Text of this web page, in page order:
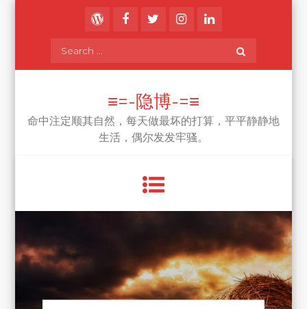
Search
≡=-隐博-=≡
命中注定顺其自然，每天做最坏的打算，平平静静地
生活，偶尔发发牢骚。